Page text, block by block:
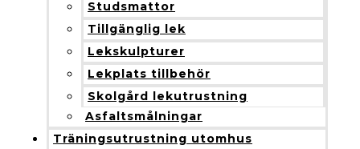
Studsmattor
Tillgänglig lek
Lekskulpturer
Lekplats tillbehör
Skolgård lekutrustning
Asfaltsmålningar
Träningsutrustning utomhus